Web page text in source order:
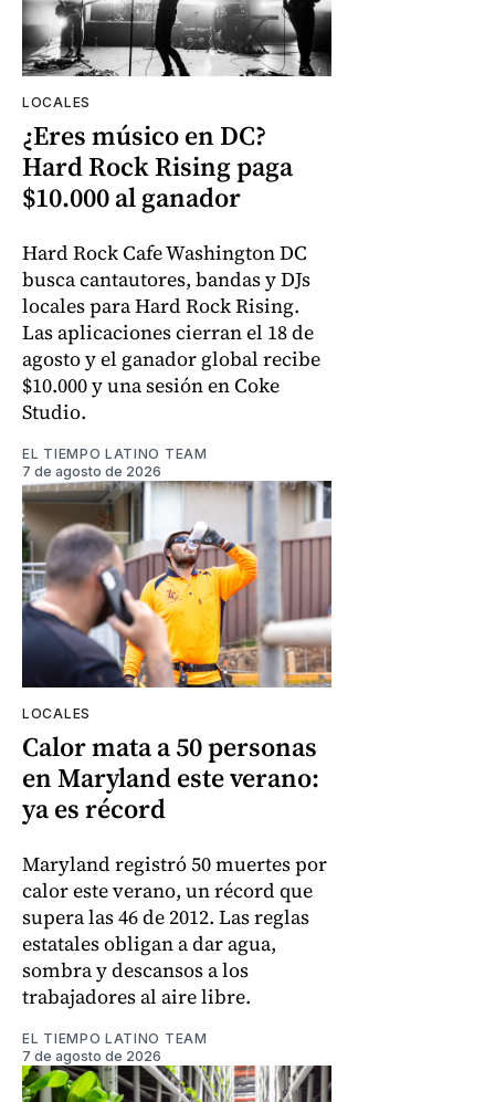
LOCALES
¿Eres músico en DC?
Hard Rock Rising paga
$10.000 al ganador
Hard Rock Cafe Washington DC
busca cantautores, bandas y DJs
locales para Hard Rock Rising.
Las aplicaciones cierran el 18 de
agosto y el ganador global recibe
$10.000 y una sesión en Coke
Studio.
EL TIEMPO LATINO TEAM
7 de agosto de 2026
LOCALES
Calor mata a 50 personas
en Maryland este verano:
ya es récord
Maryland registró 50 muertes por
calor este verano, un récord que
supera las 46 de 2012. Las reglas
estatales obligan a dar agua,
sombra y descansos a los
trabajadores al aire libre.
EL TIEMPO LATINO TEAM
7 de agosto de 2026